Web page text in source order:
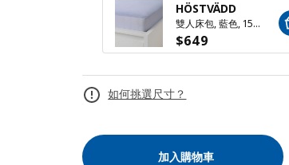
HÖSTVÄDD
雙人床包, 藍色, 150x200 公分
$649
如何挑選尺寸？
加入購物車